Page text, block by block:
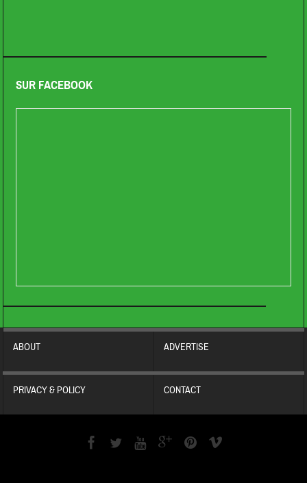
SUR FACEBOOK
ABOUT ADVERTISE
PRIVACY & POLICY CONTACT